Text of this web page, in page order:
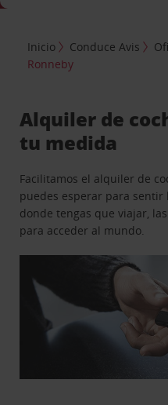
Inicio Conduce Avis
Ronneby
Alquiler de
tu medida
Facilitamos el alquiler de
puedes esperar para
donde tengas que viajar,
para acceder al mundo.